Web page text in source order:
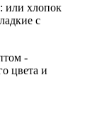
или хлопок
с
-
цвета и